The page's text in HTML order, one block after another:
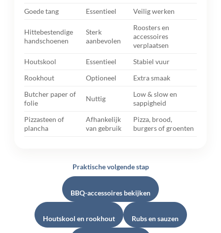
Goede tang
Essentieel Veilig werken
Hittebestendige
handschoenen
Sterk
aanbevolen
Roosters en
accessoires
verplaatsen
Houtskool
Essentieel
Stabiel vuur
Rookhout
Optioneel
Extra smaak
Butcher paper of
folie
Nuttig
Low & slow en
sappigheid
Pizzasteen of
plancha
Afhankelijk
van gebruik
Pizza, brood,
burgers of groenten
Praktische volgende stap
BBQ-accessoires bekijken
Houtskool en rookhout Rubs en sauzen